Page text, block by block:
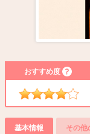
おすすめ度
基本情報 その他